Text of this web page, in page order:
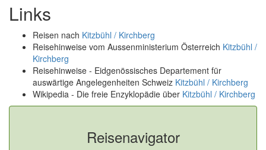
Links
Reisen nach Kitzbühl / Kirchberg
Reisehinweise vom Aussenministerium Österreich Kitzbühl /
Kirchberg
Reisehinweise - Eidgenössisches Departement für
auswärtige Angelegenheiten Schweiz Kitzbühl / Kirchberg
Wikipedia - Die freie Enzyklopädie über Kitzbühl / Kirchberg
Reisenavigator